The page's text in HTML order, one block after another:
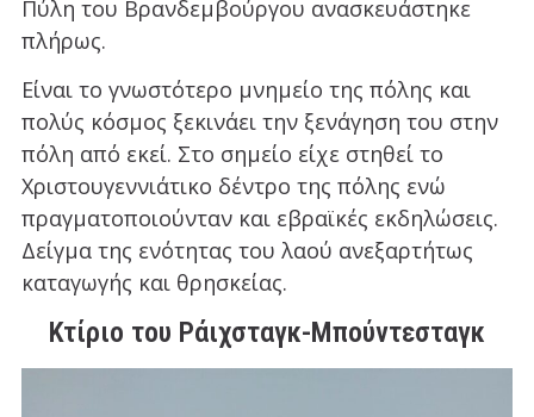
Πύλη του Βρανδεμβούργου ανασκευάστηκε
πλήρως.
Είναι το γνωστότερο μνημείο της πόλης και
πολύς κόσμος ξεκινάει την ξενάγηση του στην
πόλη από εκεί. Στο σημείο είχε στηθεί το
Χριστουγεννιάτικο δέντρο της πόλης ενώ
πραγματοποιούνταν και εβραϊκές εκδηλώσεις.
Δείγμα της ενότητας του λαού ανεξαρτήτως
καταγωγής και θρησκείας.
Κτίριο του Ράιχσταγκ-Μπούντεσταγκ